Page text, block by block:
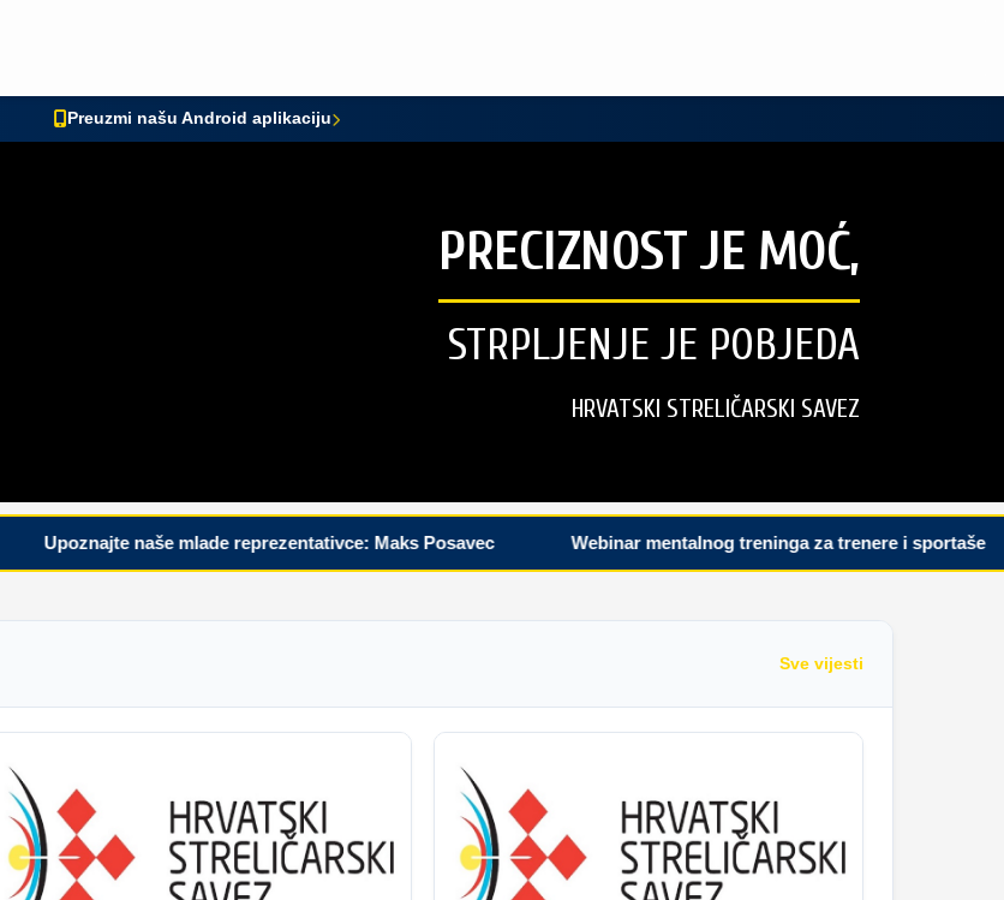
Preuzmi našu Android aplikaciju
PRECIZNOST JE MOĆ,
STRPLJENJE JE POBJEDA
HRVATSKI STRELIČARSKI SAVEZ
Upoznajte naše mlade reprezentativce: Maks Posavec Webinar mentalnog treninga za trenere i sportaše
Sve vijesti